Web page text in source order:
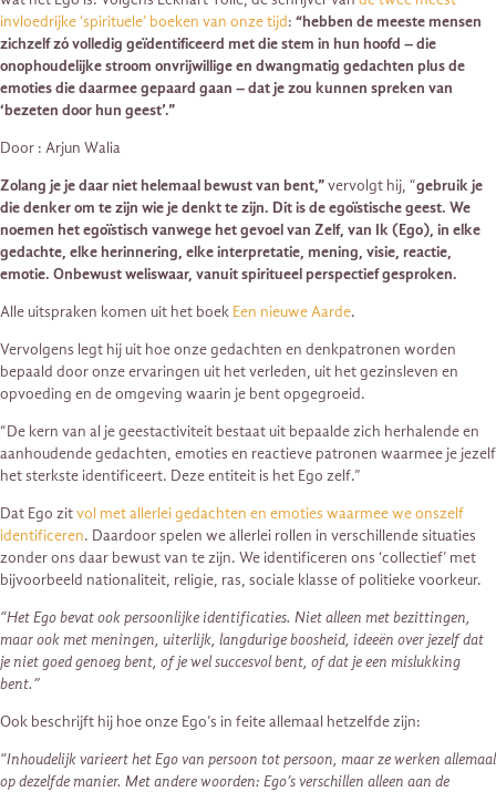
invloedrijke ‘spirituele’ boeken van onze tijd: “hebben de meeste mensen
zichzelf zó volledig geïdentificeerd met die stem in hun hoofd – die
onophoudelijke stroom onvrijwillige en dwangmatig gedachten plus de
emoties die daarmee gepaard gaan – dat je zou kunnen spreken van
‘bezeten door hun geest’.”
Door : Arjun Walia
Zolang je je daar niet helemaal bewust van bent,”vervolgt hij, “gebruik je
die denker om te zijn wie je denkt te zijn. Dit is de egoïstische geest. We
noemen het egoïstisch vanwege het gevoel van Zelf, van Ik (Ego), in elke
gedachte, elke herinnering, elke interpretatie, mening, visie, reactie,
emotie. Onbewust weliswaar, vanuit spiritueel perspectief gesproken.
Alle uitspraken komen uit het boek Een nieuwe Aarde.
Vervolgens legt hij uit hoe onze gedachten en denkpatronen worden
bepaald door onze ervaringen uit het verleden, uit het gezinsleven en
opvoeding en de omgeving waarin je bent opgegroeid.
“De kern van al je geestactiviteit bestaat uit bepaalde zich herhalende en
aanhoudende gedachten, emoties en reactieve patronen waarmee je jezelf
het sterkste identificeert. Deze entiteit is het Ego zelf.”
Dat Ego zitvol met allerlei gedachten en emoties waarmee we onszelf
identificeren. Daardoor spelen we allerlei rollen in verschillende situaties
zonder ons daar bewust van te zijn. We identificeren ons ‘collectief’ met
bijvoorbeeld nationaliteit, religie, ras, sociale klasse of politieke voorkeur.
“Het Ego bevat ook persoonlijke identificaties. Niet alleen met bezittingen,
maar ook met meningen, uiterlijk, langdurige boosheid, ideeën over jezelf dat
je niet goed genoeg bent, of je wel succesvol bent, of dat je een mislukking
bent.”
Ook beschrijft hij hoe onze Ego’s in feite allemaal hetzelfde zijn:
“Inhoudelijk varieert het Ego van persoon tot persoon, maar ze werken allemaal
op dezelfde manier. Met andere woorden: Ego’s verschillen alleen aan de